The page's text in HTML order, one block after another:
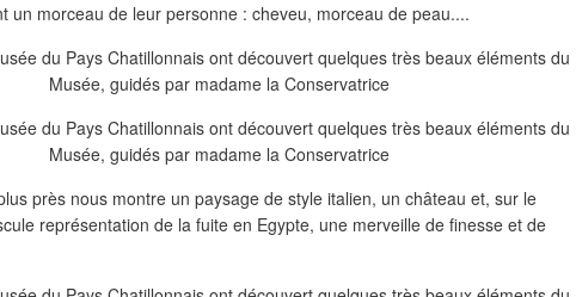
un morceau de leur personne : cheveu, morceau de peau....
près nous montre un paysage de style italien, un château et, sur le
représentation de la fuite en Egypte, une merveille de finesse et de